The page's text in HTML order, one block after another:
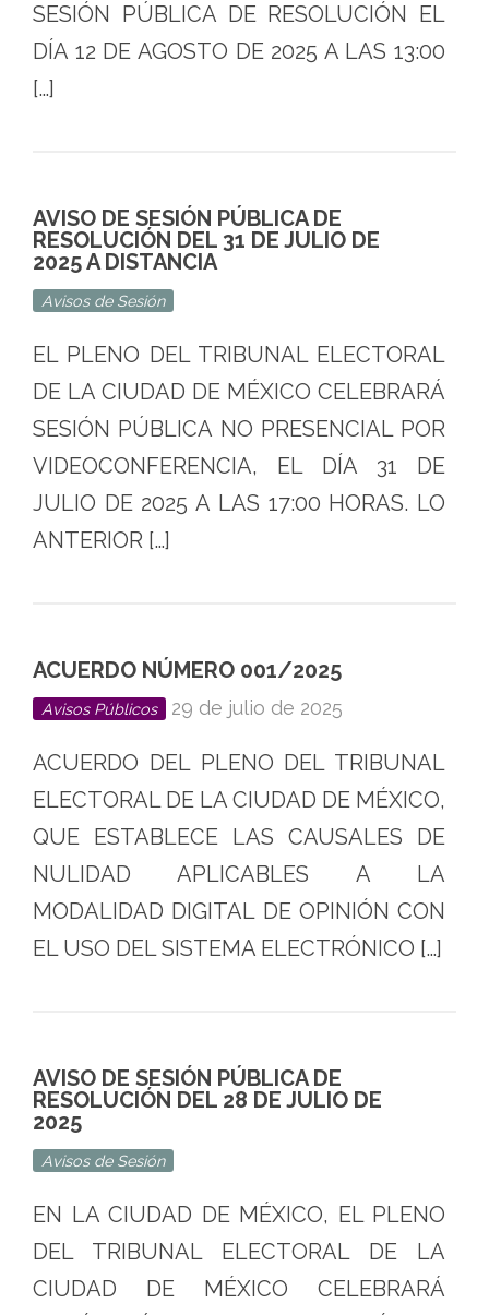
SESIÓN PÚBLICA DE RESOLUCIÓN EL
DÍA 12 DE AGOSTO DE 2025 A LAS 13:00
[…]
AVISO DE SESIÓN PÚBLICA DE
RESOLUCIÓN DEL 31 DE JULIO DE
2025 A DISTANCIA
Avisos de Sesión
EL PLENO DEL TRIBUNAL ELECTORAL
DE LA CIUDAD DE MÉXICO CELEBRARÁ
SESIÓN PÚBLICA NO PRESENCIAL POR
VIDEOCONFERENCIA, EL DÍA 31 DE
JULIO DE 2025 A LAS 17:00 HORAS. LO
ANTERIOR […]
ACUERDO NÚMERO 001/2025
Avisos Públicos 29 de julio de 2025
ACUERDO DEL PLENO DEL TRIBUNAL
ELECTORAL DE LA CIUDAD DE MÉXICO,
QUE ESTABLECE LAS CAUSALES DE
NULIDAD APLICABLES A LA
MODALIDAD DIGITAL DE OPINIÓN CON
EL USO DEL SISTEMA ELECTRÓNICO […]
AVISO DE SESIÓN PÚBLICA DE
RESOLUCIÓN DEL 28 DE JULIO DE
2025
Avisos de Sesión
EN LA CIUDAD DE MÉXICO, EL PLENO
DEL TRIBUNAL ELECTORAL DE LA
CIUDAD DE MÉXICO CELEBRARÁ